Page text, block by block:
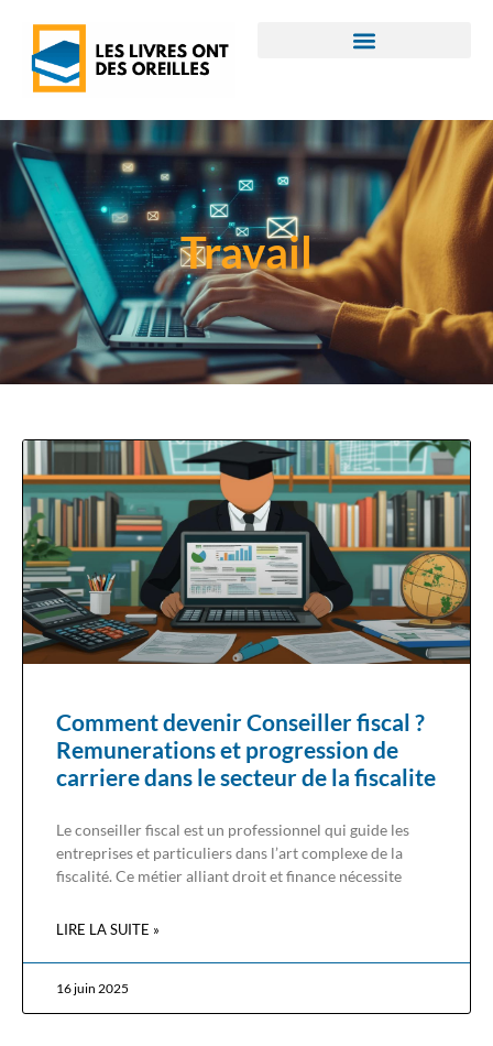
Travail
Comment devenir Conseiller fiscal ?
Remunerations et progression de
carriere dans le secteur de la fiscalite
Le conseiller fiscal est un professionnel qui guide les
entreprises et particuliers dans l’art complexe de la
fiscalité. Ce métier alliant droit et finance nécessite
LIRE LA SUITE »
16 juin 2025